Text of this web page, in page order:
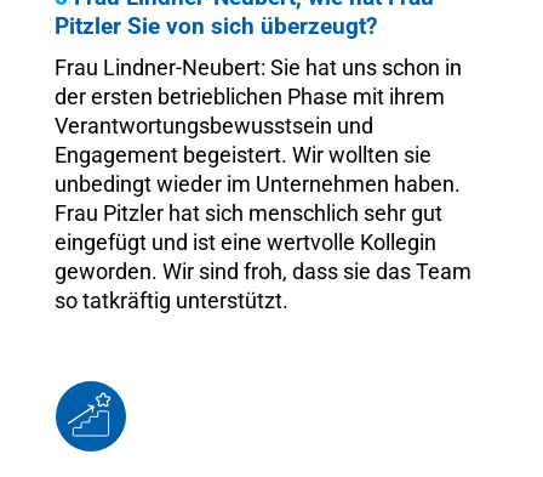
Pitzler Sie von sich überzeugt?
Frau Lindner-Neubert: Sie hat uns schon in
der ersten betrieblichen Phase mit ihrem
Verantwortungsbewusstsein und
Engagement begeistert. Wir wollten sie
unbedingt wieder im Unternehmen haben.
Frau Pitzler hat sich menschlich sehr gut
eingefügt und ist eine wertvolle Kollegin
geworden. Wir sind froh, dass sie das Team
so tatkräftig unterstützt.